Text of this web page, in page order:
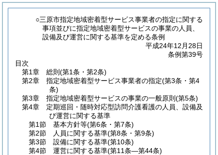
○三原市指定地域密着型サービス事業者の指定に関する
事項並びに指定地域密着型サービスの事業の人員、
設備及び運営に関する基準を定める条例
平成24年12月28日
条例第39号
目次
第1章
総則 (第1条・第2条)
第2章
指定地域密着型サービス事業者の指定(第3条・第4
条)
第3章
指定地域密着型サービスの事業の一般原則 (第5条)
第4章
定期巡回・随時対応型訪問介護看護の人員、設備及
び運営に関する基準
第1節
基本方針等(第6条・第7条)
第2節
人員に関する基準(第8条・第9条)
第3節
設備に関する基準(第10条)
第4節
運営に関する基準(第11条―第44条)